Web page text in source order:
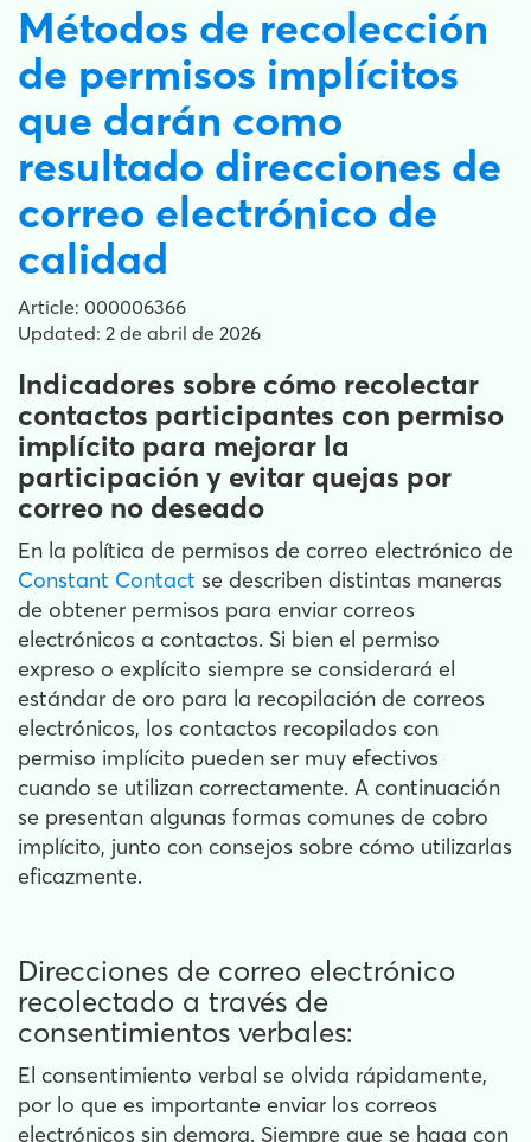
Métodos de recolección
de permisos implícitos
que darán como
resultado direcciones de
correo electrónico de
calidad
Article: 000006366
Updated: 2 de abril de 2026
Indicadores sobre cómo recolectar
contactos participantes con permiso
implícito para mejorar la
participación y evitar quejas por
correo no deseado
En la política de permisos de correo electrónico de
Constant Contact se describen distintas maneras
de obtener permisos para enviar correos
electrónicos a contactos. Si bien el permiso
expreso o explícito siempre se considerará el
estándar de oro para la recopilación de correos
electrónicos, los contactos recopilados con
permiso implícito pueden ser muy efectivos
cuando se utilizan correctamente. A continuación
se presentan algunas formas comunes de cobro
implícito, junto con consejos sobre cómo utilizarlas
eficazmente.
Direcciones de correo electrónico
recolectado a través de
consentimientos verbales:
El consentimiento verbal se olvida rápidamente,
por lo que es importante enviar los correos
electrónicos sin demora. Siempre que se haga con